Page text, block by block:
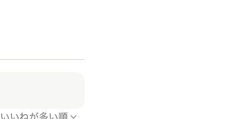
いいねが多い順